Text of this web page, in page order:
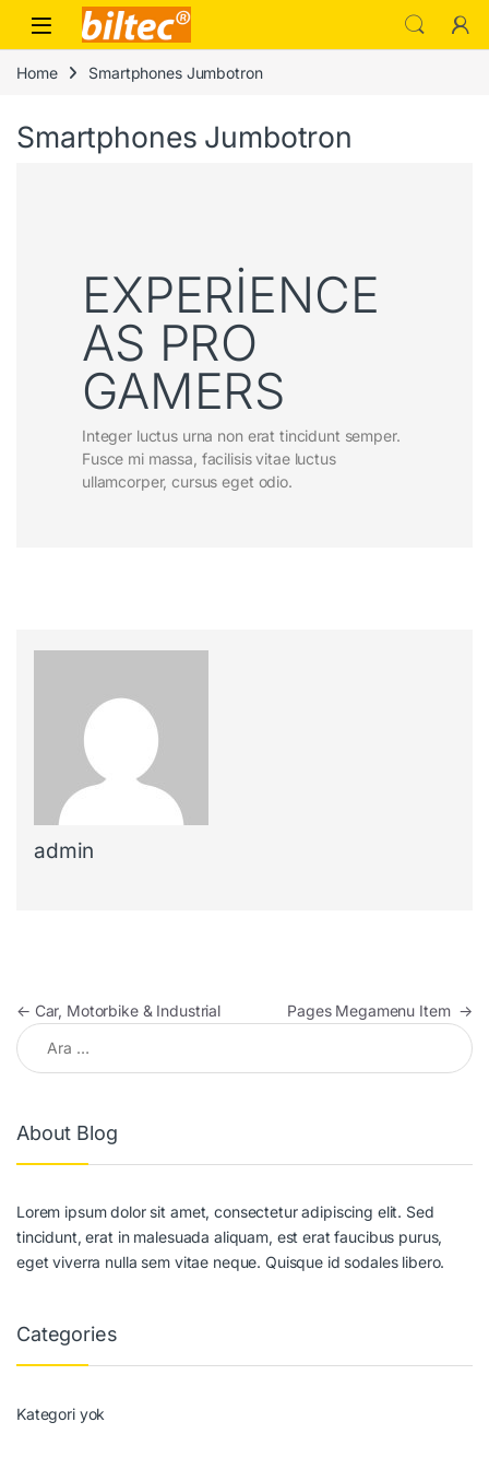
Skip to navigation
Skip to content
Home Smartphones Jumbotron
Smartphones Jumbotron
EXPERIENCE
AS PRO
GAMERS
Integer luctus urna non erat tincidunt semper.
Fusce mi massa, facilisis vitae luctus
ullamcorper, cursus eget odio.
admin
Yazı gezinmesi
← Car, Motorbike & Industrial Pages Megamenu Item →
Arama:
About Blog
Lorem ipsum dolor sit amet, consectetur adipiscing elit. Sed
tincidunt, erat in malesuada aliquam, est erat faucibus purus,
eget viverra nulla sem vitae neque. Quisque id sodales libero.
Categories
Kategori yok